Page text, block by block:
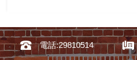
電話:29810514